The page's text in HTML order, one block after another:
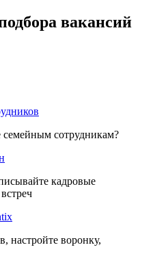
вакансий
семейным сотрудникам?
кадровые
настройте воронку,